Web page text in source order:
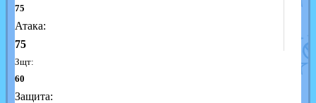
75
Атака:
75
Зщт:
60
Защита: